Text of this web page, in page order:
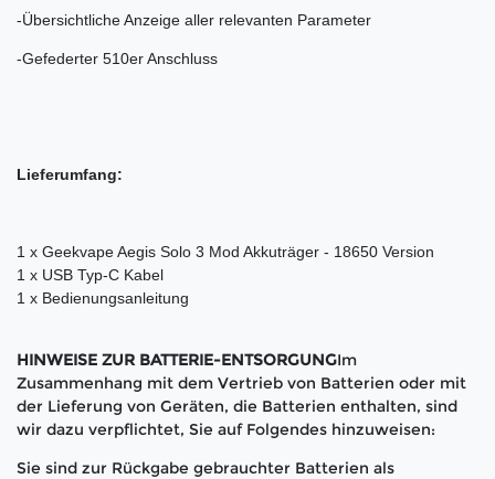
-Übersichtliche Anzeige aller relevanten Parameter
-Gefederter 510er Anschluss
Lieferumfang:
1 x Geekvape Aegis Solo 3 Mod Akkuträger - 18650 Version
1 x USB Typ-C Kabel
1 x Bedienungsanleitung
HINWEISE ZUR BATTERIE-ENTSORGUNGIm
Zusammenhang mit dem Vertrieb von Batterien oder mit
der Lieferung von Geräten, die Batterien enthalten, sind
wir dazu verpflichtet, Sie auf Folgendes hinzuweisen:
Sie sind zur Rückgabe gebrauchter Batterien als